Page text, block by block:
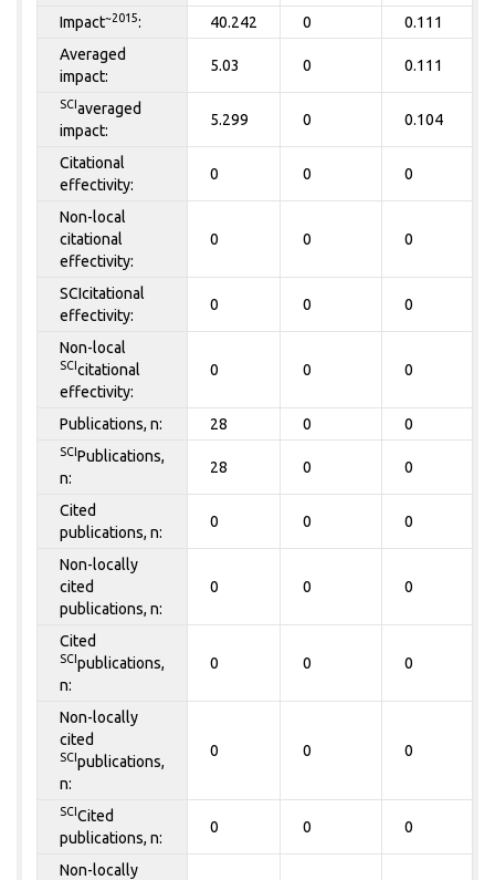
Impact~2015: 40.242 0 0.111
Averaged
impact:
5.03 0 0.111
SCIaveraged
impact:
5.299 0 0.104
Citational
effectivity:
0 0 0
Non-local
citational
effectivity:
0 0 0
SCIcitational
effectivity:
0 0 0
Non-local
SCIcitational
effectivity:
0 0 0
Publications, n: 28 0 0
SCIPublications,
n:
28 0 0
Cited
publications, n:
0 0 0
Non-locally
cited
publications, n:
0 0 0
Cited
SCIpublications,
n:
0 0 0
Non-locally
cited
SCIpublications,
n:
0 0 0
SCICited
publications, n:
0 0 0
Non-locally